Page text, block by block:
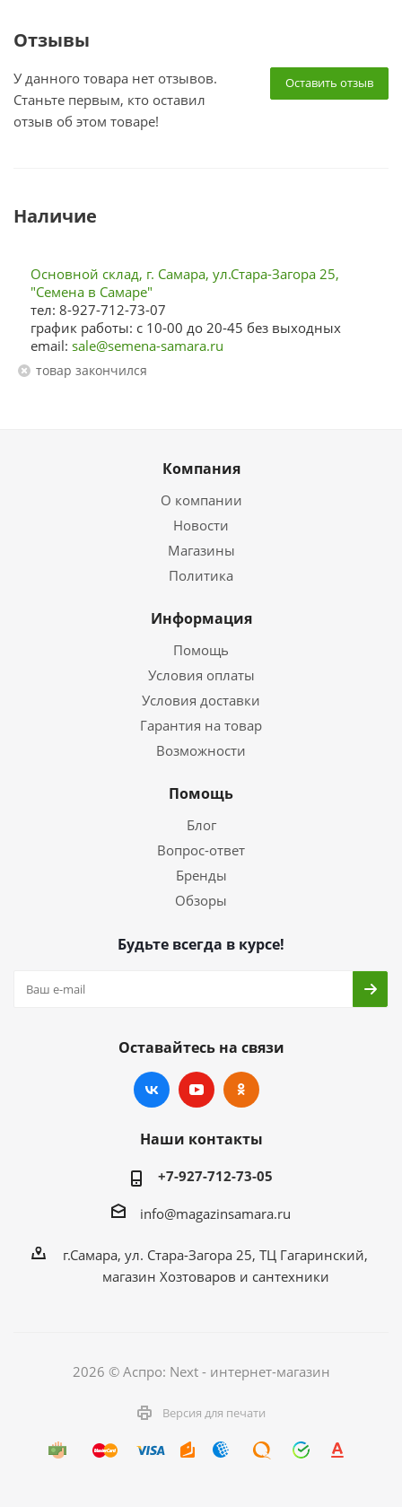
Отзывы
Оставить отзыв
У данного товара нет отзывов.
Станьте первым, кто оставил
отзыв об этом товаре!
Наличие
Основной склад, г. Самара, ул.Стара-Загора 25,
"Семена в Самаре"
тел: 8-927-712-73-07
график работы: с 10-00 до 20-45 без выходных
email: sale@semena-samara.ru
Товар закончился
Компания
О компании
Новости
Магазины
Политика
Информация
Помощь
Условия оплаты
Условия доставки
Гарантия на товар
Возможности
Помощь
Блог
Вопрос-ответ
Бренды
Обзоры
Будьте всегда в курсе!
Оставайтесь на связи
Наши контакты
+7-927-712-73-05
info@magazinsamara.ru
г.Самара, ул. Стара-Загора 25, ТЦ Гагаринский,
магазин Хозтоваров и сантехники
2026 © Аспро: Next - интернет-магазин
Версия для печати